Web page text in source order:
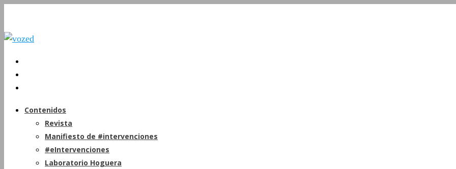
Contenidos
Revista
Manifiesto de #intervenciones
#eIntervenciones
Laboratorio Hoguera